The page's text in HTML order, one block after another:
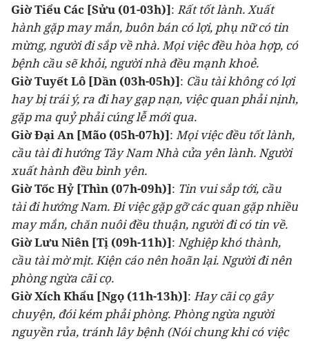
Giờ Tiểu Các [Sửu (01-03h)]: Rất tốt lành. Xuất
hành gặp may mắn, buôn bán có lợi, phụ nữ có tin
mừng, người đi sắp về nhà. Mọi việc đều hòa hợp, có
bệnh cầu sẽ khỏi, người nhà đều mạnh khoẻ.
Giờ Tuyết Lô [Dần (03h-05h)]: Cầu tài không có lợi
hay bị trái ý, ra đi hay gạp nạn, việc quan phải nịnh,
gặp ma quỷ phải cúng lễ mới qua.
Giờ Đại An [Mão (05h-07h)]: Mọi việc đều tốt lành,
cầu tài đi hướng Tây Nam Nhà cửa yên lành. Người
xuất hành đều bình yên.
Giờ Tốc Hỷ [Thìn (07h-09h)]: Tin vui sắp tới, cầu
tài đi hướng Nam. Đi việc gặp gỡ các quan gặp nhiều
may mắn, chăn nuôi đều thuận, người đi có tin về.
Giờ Lưu Niên [Tị (09h-11h)]: Nghiệp khó thành,
cầu tài mờ mịt. Kiện cáo nên hoãn lại. Người đi nên
phòng ngừa cãi cọ.
Giờ Xích Khẩu [Ngọ (11h-13h)]: Hay cãi cọ gây
chuyện, đói kém phải phòng. Phòng ngừa người
nguyền rủa, tránh lây bệnh (Nói chung khi có việc